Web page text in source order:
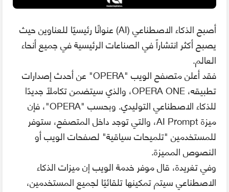
أصبح الذكاء الاصطناعي (AI) عنوانًا رئيسيًا للعناوين حيث
يصبح أكثر انتشاراً في الصناعات الرئيسية في جميع أنحاء
العالم.
فقد أعلن متصفح الويب "OPERA" عن أحدث إصدارات
تطبيقه، OPERA ONE، والذي سيتضمن تكاملًا جديدًا
للذكاء الاصطناعي التوليدي. وبحسب "OPERA"، فإن
ميزة AI Prompt، والتي توجد داخل المتصفح، ستوفر
للمستخدمين "تلميحات سياقية" لصفحات الويب أو
النصوص المميزة.
وفي تغريدة، قال موفر خدمة الويب إن ميزات الذكاء
الاصطناعي سيتم تمكينها تلقائيًا لجميع المستخدمين،